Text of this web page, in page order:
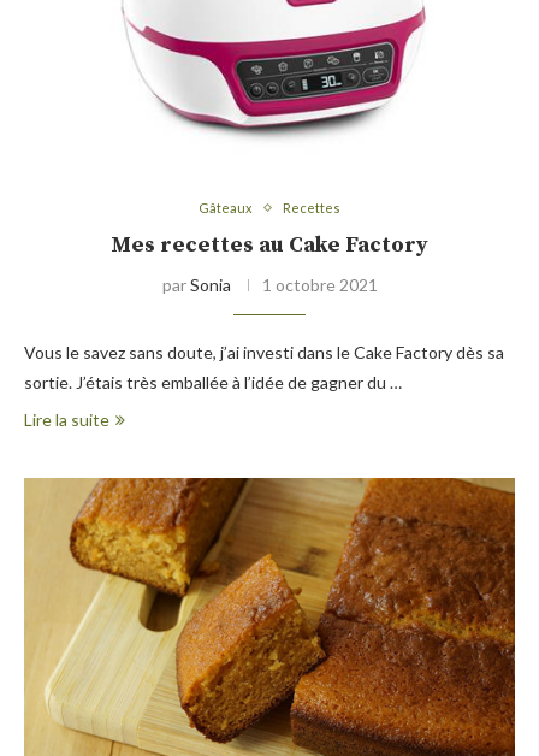
Gâteaux Recettes
Mes recettes au Cake Factory
parSonia 1 octobre 2021
Vous le savez sans doute, j’ai investi dans le Cake Factory dès sa
sortie. J’étais très emballée à l’idée de gagner du …
Lire la suite